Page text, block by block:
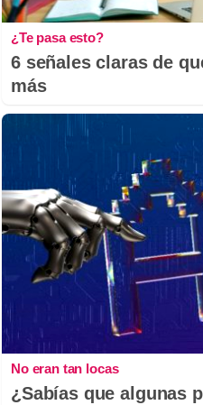
¿Te pasa esto?
6 señales claras de
más
No eran tan locas
¿Sabías que algunas